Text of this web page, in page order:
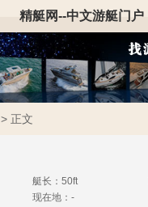
精艇网--中文游艇门户
> 正文
艇长：50ft
现在地：-